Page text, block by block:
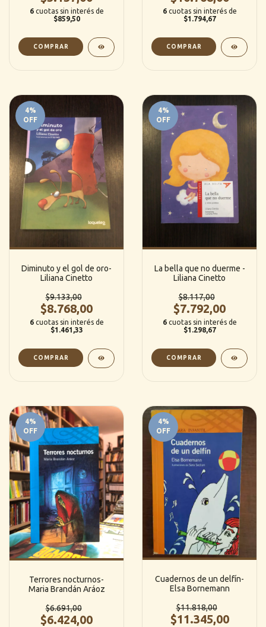
6 cuotas sin interés de
$859,50
6 cuotas sin interés de
$1.794,67
4%
OFF
Diminuto y el gol de oro-
Liliana Cinetto
$9.133,00
$8.768,00
6 cuotas sin interés de
$1.461,33
4%
OFF
La bella que no duerme -
Liliana Cinetto
$8.117,00
$7.792,00
6 cuotas sin interés de
$1.298,67
4%
OFF
Terrores nocturnos-
Maria Brandán Aráoz
$6.691,00
$6.424,00
4%
OFF
Cuadernos de un delfín-
Elsa Bornemann
$11.818,00
$11.345,00